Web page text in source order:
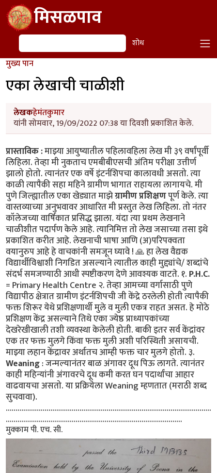
Skip to main contentमिसळपाव
शोध शोध
मुख्य पान
एका लेखाची चाळीशी
लेखकहेमंतकुमार
यांनी सोमवार, 19/09/2022 07:38 या दिवशी प्रकाशित केले.
प्रास्ताविक :माझ्या आयुष्यातील पहिलावहिला लेख मी ३९ वर्षांपूर्वी
लिहिला. तेव्हा मी नुकताच एमबीबीएसची अंतिम परीक्षा उत्तीर्ण
झालो होतो. त्यानंतर एक वर्षे इंटर्नशिपचा कालावधी असतो. त्या
काळी त्यापैकी सहा महिने ग्रामीण भागात राहायला लागायचे. मी
पुणे जिल्ह्यातील एका खेड्यात माझेग्रामीण प्रशिक्षणपूर्ण केले. त्या
वास्तव्याच्या अनुभवावर आधारित मी प्रस्तुत लेख लिहिला. तो नंतर
कॉलेजच्या वार्षिकात प्रसिद्ध झाला. यंदा त्या प्रथम लेखनाने
चाळीशीत पदार्पण केले आहे. त्यानिमित्त तो लेख जसाच्या तसा इथे
प्रकाशित करीत आहे. लेखनाची भाषा आणि (अ)परिपक्वता
वयानुरुप आहे हे वाचकांनी समजून घ्यावे ! 🙏 हा लेख वैद्यक
विद्यार्थीविश्वाशी निगडित असल्याने त्यातील काही मुद्द्यांचे/ शब्दांचे
संदर्भ समजण्याठी आधी स्पष्टीकरण देणे आवश्यक वाटते. १.P.H.C.
= Primary Health Centre २. तेव्हा आमच्या वर्गासाठी पुणे
विद्यापीठ क्षेत्रात ग्रामीण इंटर्नशिपची जी केंद्रे ठरलेली होती त्यापैकी
फक्त शिरूर येथे प्रशिक्षणार्थी मुले व मुली एकत्र राहत असत. हे मोठे
प्रशिक्षण केंद्र असल्याने तिथे एका ज्येष्ठ प्राध्यापकांच्या
देखरेखीखाली तशी व्यवस्था केलेली होती. बाकी इतर सर्व केंद्रांवर
एक तर फक्त मुलगे किंवा फक्त मुली अशी परिस्थिती असायची.
माझ्या लहान केंद्रावर अर्थातच आम्ही फक्त चार मुलगे होतो. ३.
Weaning: जन्मल्यानंतर बाळ अंगावर दूध पिऊ लागते. त्यानंतर
काही महिन्यांनी अंगावरचे दूध कमी करत घन पदार्थांचा आहार
वाढवायचा असतो. या प्रक्रियेला Weaning म्हणतात (मराठी शब्द
सुचवावा).
…………………………………………………………………...............................
...........................................................................................
मुक्काम पी. एच. सी.